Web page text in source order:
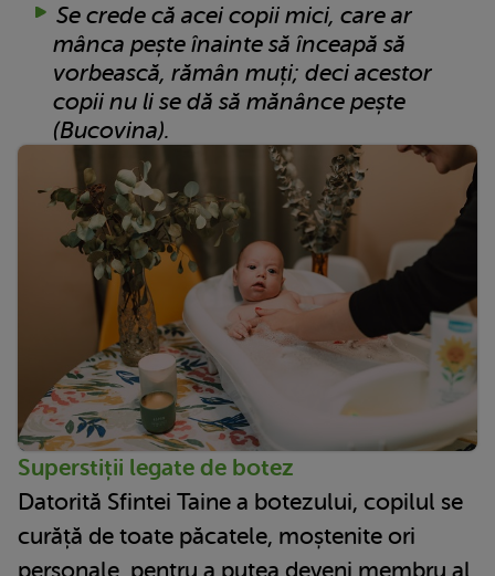
Se crede că acei copii mici, care ar
mânca pește înainte să înceapă să
vorbească, rămân muți; deci acestor
copii nu li se dă să mănânce pește
(Bucovina).
Superstiții legate de botez
Datorită Sfintei Taine a botezului, copilul se
curăță de toate păcatele, moștenite ori
personale, pentru a putea deveni membru al